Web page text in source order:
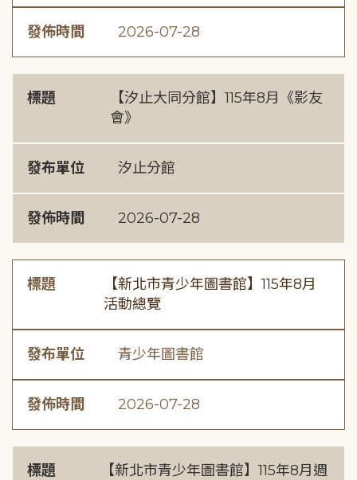
發佈時間 2026-07-28
標題
【汐止大同分館】115年8月《影友
會》
發布單位 汐止分館
發佈時間 2026-07-28
標題
【新北市青少年圖書館】115年8月
活動總覽
發布單位 青少年圖書館
發佈時間 2026-07-28
標題
【新北市青少年圖書館】115年8月週